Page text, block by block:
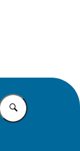
Vul in wat u